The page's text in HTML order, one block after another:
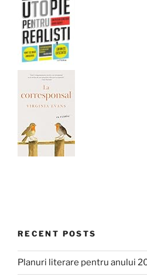
RECENT POSTS
Planuri literare pentru anului